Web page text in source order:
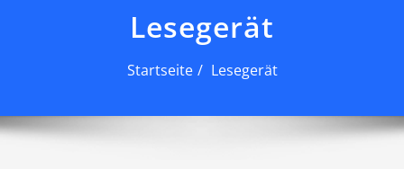
Lesegerät
Startseite Lesegerät